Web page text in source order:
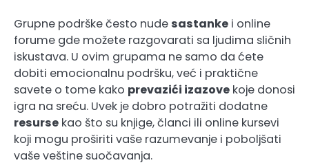
Grupne podrške često nude sastanke i online
forume gde možete razgovarati sa ljudima sličnih
iskustava. U ovim grupama ne samo da ćete
dobiti emocionalnu podršku, već i praktične
savete o tome kako prevazići izazove koje donosi
igra na sreću. Uvek je dobro potražiti dodatne
resurse kao što su knjige, članci ili online kursevi
koji mogu proširiti vaše razumevanje i poboljšati
vaše veštine suočavanja.